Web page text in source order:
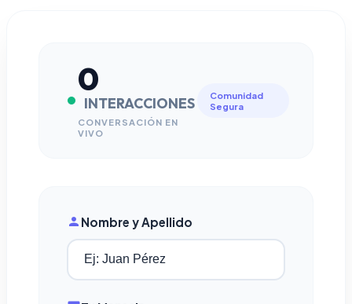
0
INTERACCIONES
CONVERSACIÓN EN
VIVO
Comunidad
Segura
Nombre y Apellido